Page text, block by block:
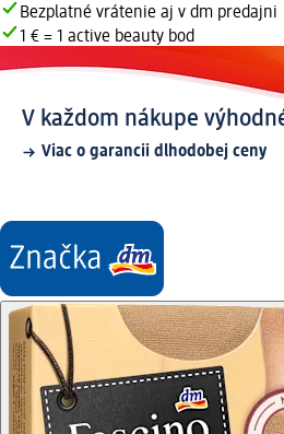
Bezplatné vrátenie aj v dm predajni
1 € = 1 active beauty bod
V každom nákupe
Viac o garancii dlhodobej ceny